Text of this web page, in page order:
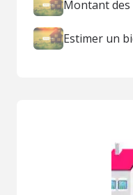
Montant des
Estimer un